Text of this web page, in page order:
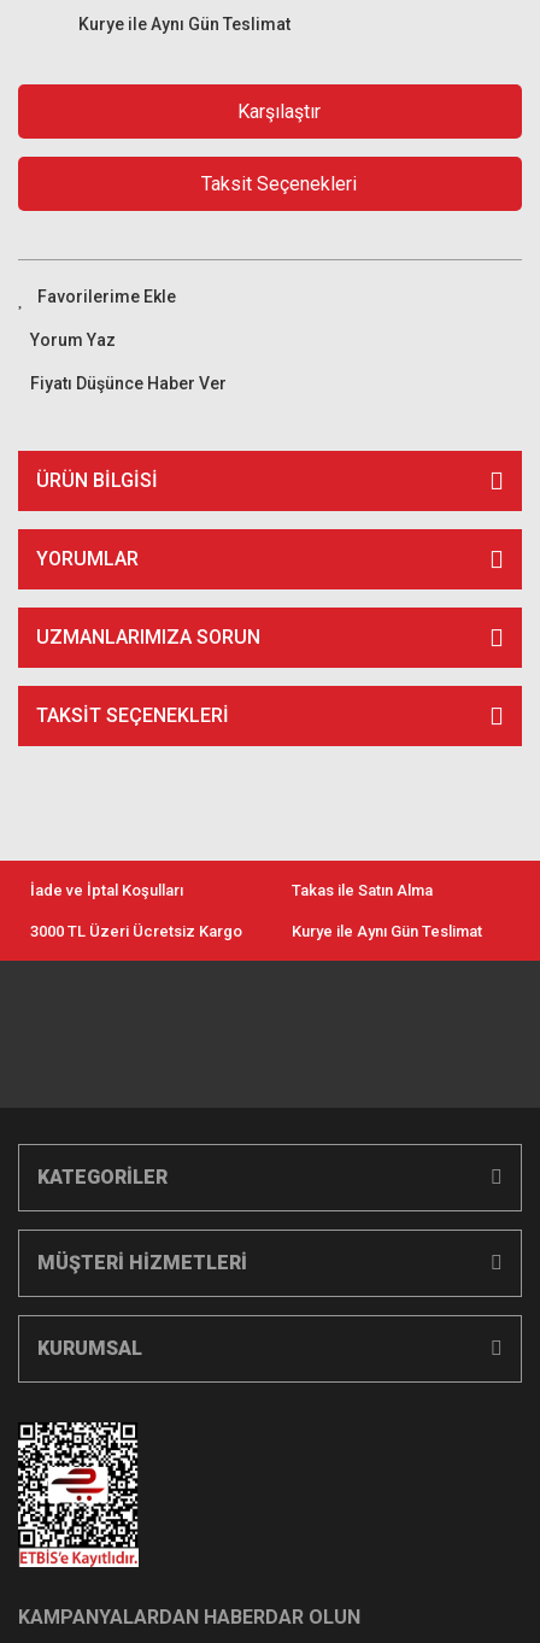
Kurye ile Aynı Gün Teslimat
Karşılaştır
Taksit Seçenekleri
Yorum Yaz
Fiyatı Düşünce Haber Ver
ÜRÜN BILGISI
YORUMLAR
UZMANLARIMIZA SORUN
TAKSIT SEÇENEKLERI
İade ve İptal Koşulları Takas ile Satın Alma
3000 TL Üzeri Ücretsiz Kargo Kurye ile Aynı Gün Teslimat
KATEGORİLER
MÜŞTERİ HİZMETLERİ
KURUMSAL
KAMPANYALARDAN HABERDAR OLUN